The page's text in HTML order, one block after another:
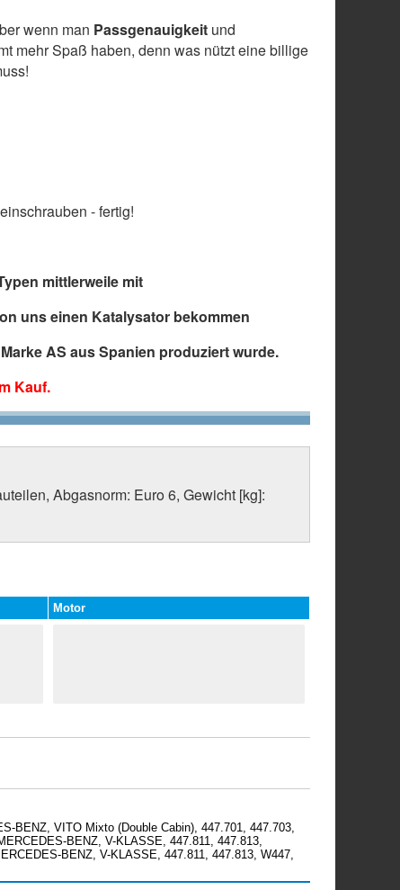
wenn man Passgenauigkeit und
mehr Spaß haben, denn was nützt eine billige
- fertig!
mittlerweile mit
uns einen Katalysator bekommen
AS aus Spanien produziert wurde.
Kauf.
Abgasnorm: Euro 6, Gewicht [kg]:
Motor
BENZ, VITO Mixto (Double Cabin), 447.701, 447.703,
BENZ, V-KLASSE, 447.811, 447.813,
BENZ, V-KLASSE, 447.811, 447.813, W447,